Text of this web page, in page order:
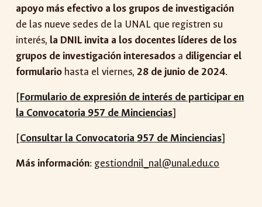
apoyo más efectivo a los grupos de investigación
de las nueve sedes de la UNAL que registren su
interés, la DNIL invita a los docentes líderes de los
grupos de investigación interesados a diligenciar el
formulario hasta el viernes, 28 de junio de 2024.
[Formulario de expresión de interés de participar en
la Convocatoria 957 de Minciencias]
[Consultar la Convocatoria 957 de Minciencias]
Más información: gestiondnil_nal@unal.edu.co